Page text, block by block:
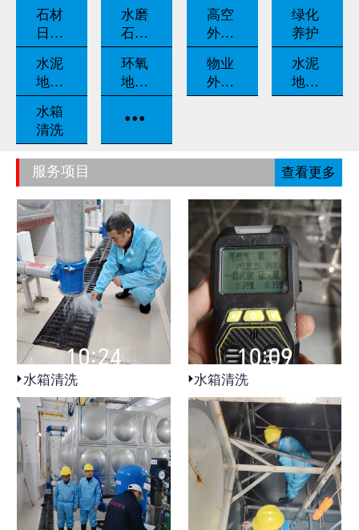
石材
日常
养护
水磨
石翻
新
高空
外墙
清洗
绿化
养护
水泥
地坪
固化
环氧
地坪
漆
物业
外包
保洁
水泥
地坪
打磨
水箱
清洗
...
服务项目 查看更多
水箱清洗 水箱清洗